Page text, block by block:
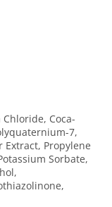
Coca-
7,
Extract, Propylene
Sorbate,